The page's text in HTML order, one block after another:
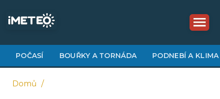
obsahu
POČASÍ BOUŘKY A TORNÁDA PODNEBÍ A KLIMA
Domů